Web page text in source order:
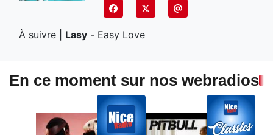
À suivre | Lasy - Easy Love
En ce moment sur nos webradios